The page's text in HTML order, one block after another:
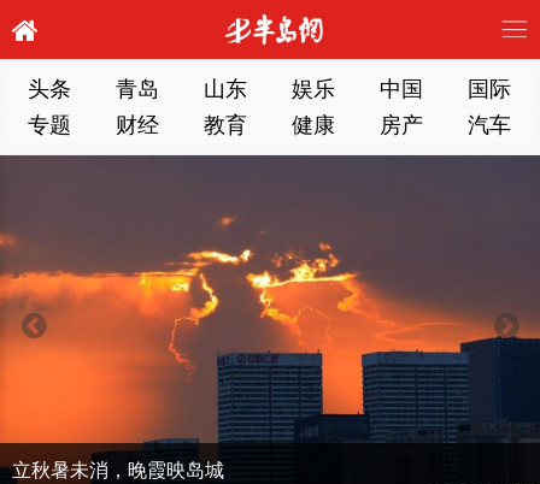
头条 青岛 山东 娱乐 中国
国际
专题
财经 教育 健康 房产 汽车
立秋暑未消，晚霞映岛城